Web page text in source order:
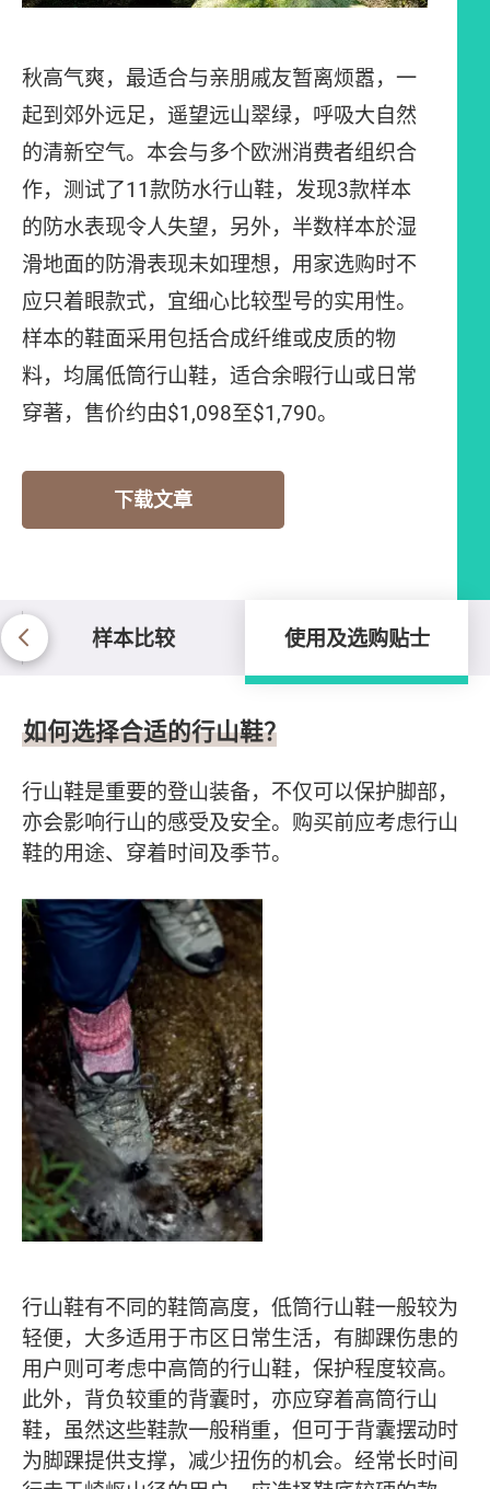
秋高气爽，最适合与亲朋戚友暂离烦嚣，一
起到郊外远足，遥望远山翠绿，呼吸大自然
的清新空气。本会与多个欧洲消费者组织合
作，测试了11款防水行山鞋，发现3款样本
的防水表现令人失望，另外，半数样本於湿
滑地面的防滑表现未如理想，用家选购时不
应只着眼款式，宜细心比较型号的实用性。
样本的鞋面采用包括合成纤维或皮质的物
料，均属低筒行山鞋，适合余暇行山或日常
穿著，售价约由$1,098至$1,790。
下载文章
样本比较 使用及选购贴士
如何选择合适的行山鞋？
行山鞋是重要的登山装备，不仅可以保护脚部，
亦会影响行山的感受及安全。购买前应考虑行山
鞋的用途、穿着时间及季节。
行山鞋有不同的鞋筒高度，低筒行山鞋一般较为
轻便，大多适用于市区日常生活，有脚踝伤患的
用户则可考虑中高筒的行山鞋，保护程度较高。
此外，背负较重的背囊时，亦应穿着高筒行山
鞋，虽然这些鞋款一般稍重，但可于背囊摆动时
为脚踝提供支撑，减少扭伤的机会。经常长时间